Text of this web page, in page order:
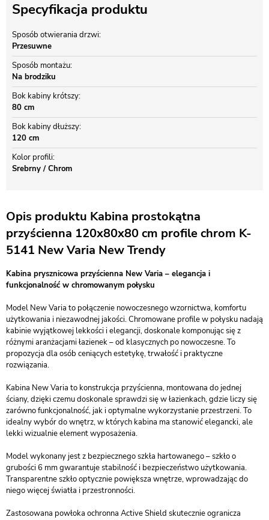
Specyfikacja produktu
Sposób otwierania drzwi
Przesuwne
Sposób montażu
Na brodziku
Bok kabiny krótszy
80 cm
Bok kabiny dłuższy
120 cm
Kolor profili
Srebrny / Chrom
Opis produktu Kabina prostokątna
przyścienna 120x80x80 cm profile chrom K-
5141 New Varia New Trendy
Kabina prysznicowa przyścienna New Varia – elegancja i
funkcjonalność w chromowanym połysku
Model New Varia to połączenie nowoczesnego wzornictwa, komfortu
użytkowania i niezawodnej jakości. Chromowane profile w połysku nadają
kabinie wyjątkowej lekkości i elegancji, doskonale komponując się z
różnymi aranżacjami łazienek – od klasycznych po nowoczesne. To
propozycja dla osób ceniących estetykę, trwałość i praktyczne
rozwiązania.
Kabina New Varia to konstrukcja przyścienna, montowana do jednej
ściany, dzięki czemu doskonale sprawdzi się w łazienkach, gdzie liczy się
zarówno funkcjonalność, jak i optymalne wykorzystanie przestrzeni. To
idealny wybór do wnętrz, w których kabina ma stanowić elegancki, ale
lekki wizualnie element wyposażenia.
Model wykonany jest z bezpiecznego szkła hartowanego – szkło o
grubości 6 mm gwarantuje stabilność i bezpieczeństwo użytkowania.
Transparentne szkło optycznie powiększa wnętrze, wprowadzając do
niego więcej światła i przestronności.
Zastosowana powłoka ochronna Active Shield skutecznie ogranicza